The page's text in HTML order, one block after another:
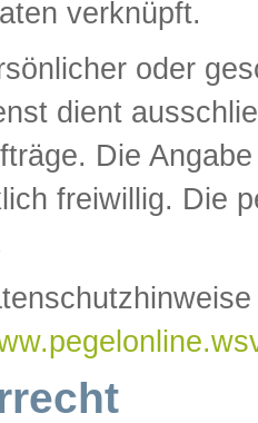
verknüpft.
oder
dient
Die
freiwillig. Die